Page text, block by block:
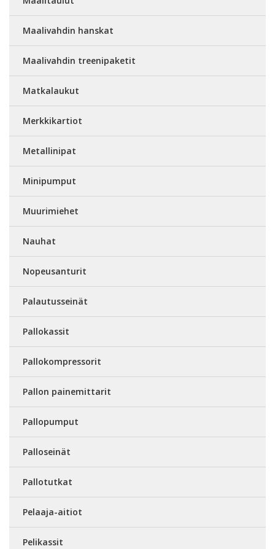
Maalivahdin hanskat
Maalivahdin treenipaketit
Matkalaukut
Merkkikartiot
Metallinipat
Minipumput
Muurimiehet
Nauhat
Nopeusanturit
Palautusseinät
Pallokassit
Pallokompressorit
Pallon painemittarit
Pallopumput
Palloseinät
Pallotutkat
Pelaaja-aitiot
Pelikassit